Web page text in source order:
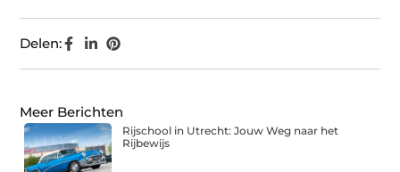
Delen:
Meer Berichten
Rijschool in Utrecht: Jouw Weg naar het
Rijbewijs